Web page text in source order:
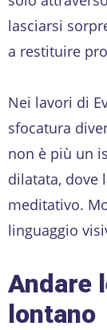
lasciarsi
a restituire
Nei lavori di
sfocatura
non è più un
dilatata, dove
meditativo.
linguaggio
Andare
lontano